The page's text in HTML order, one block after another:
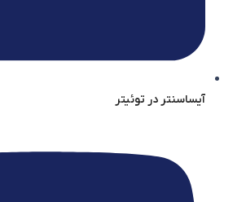
آیساسنتر در توئیتر